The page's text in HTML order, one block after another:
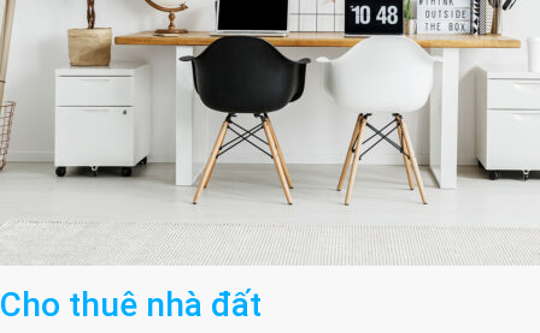
Cho thuê nhà đất